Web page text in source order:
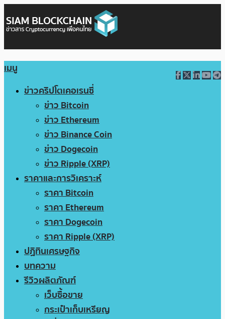
เมนู
ข่าวคริปโตเคอเรนซี่
ข่าว Bitcoin
ข่าว Ethereum
ข่าว Binance Coin
ข่าว Dogecoin
ข่าว Ripple (XRP)
ราคาและการวิเคราะห์
ราคา Bitcoin
ราคา Ethereum
ราคา Dogecoin
ราคา Ripple (XRP)
ปฏิทินเศรษฐกิจ
บทความ
รีวิวผลิตภัณฑ์
เว็บซื้อขาย
กระเป๋าเก็บเหรียญ